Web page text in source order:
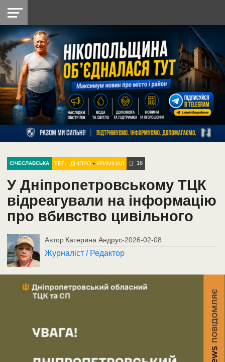
НІКОПОЛЬ
РАЙОН
СІЧЕСЛАВСЬКА
УКРАЇНА
РЕТРО
НІКОПОЛЬ
ЛАЙТ
УКРАЇНА
ДОПОМОГА
РАДІО
СІЧЕСЛАВСЬКА ТЕГ: ДНІПРО •КРИМІНАЛ 16
У Дніпропетровському ТЦК
відреагували на інформацію
про вбивство цивільного
Автор Катерина Андрус-2026-02-08
Журналіст / Редактор